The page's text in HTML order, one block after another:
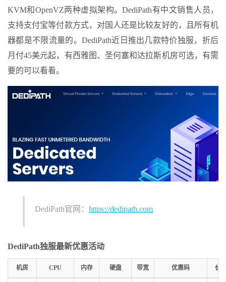
KVM和OpenVZ两种虚拟架构。DediPath有中文销售人员，
支持支付宝等付款方式，对国人还是比较友好的，且所有机
器都是不限流量的。DediPath近日推出几款特价独服，折后
月付45美元起，有西雅图、圣何塞和达拉斯机房可选，有需
要的可以看看。
DediPath官网： https://dedipath.com
DediPath独服最新优惠活动
机房 CPU 内存 硬盘 带宽 优惠码 价